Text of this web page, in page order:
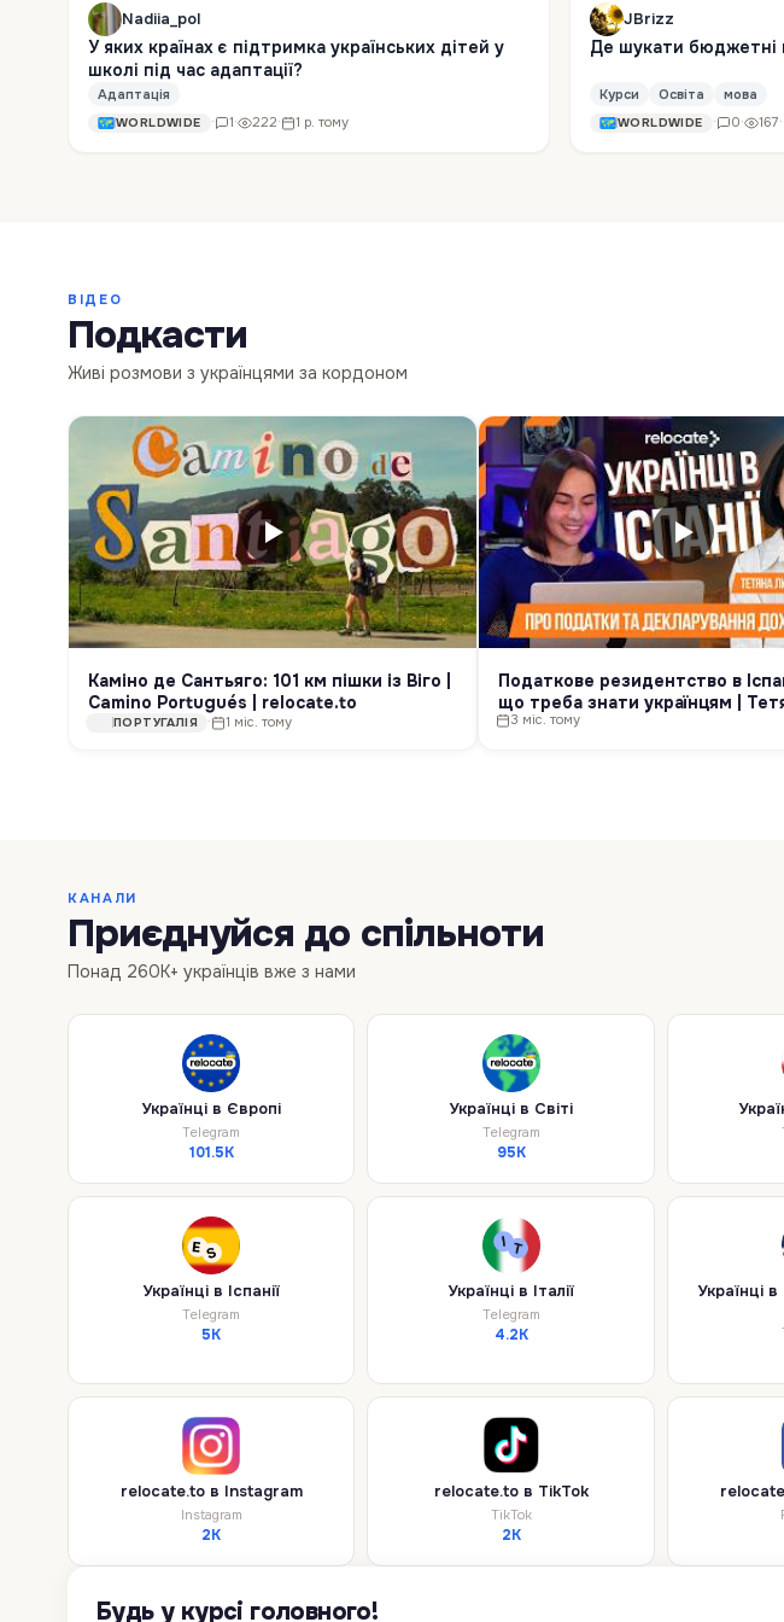
Nadiia_pol
У яких країнах є підтримка українських дітей у
школі під час адаптації?
Адаптація
WORLDWIDE · 1· 222· 1 р. тому
JBrizz
Де шукати бюджетні
Курси Освіта мова
WORLDWIDE · 0· 167·
ВІДЕО
Подкасти
Живі розмови з українцями за кордоном
Каміно де Сантьяго: 101 км пішки із Віго |
Camino Portugués | relocate.to
ПОРТУГАЛІЯ · 1 міс. тому
Податкове резидентство в
що треба знати українцям |
Лисенко | Relocate.to
3 міс. тому
КАНАЛИ
Приєднуйся до спільноти
Понад 260K+ українців вже з нами
Українці в Європі
Telegram
101.5K
Українці в Світі
Telegram
95K
Українці в Іспанії
Telegram
5K
Українці в Італії
Telegram
4.2K
Українці
relocate.to в Instagram
Instagram
2K
relocate.to в TikTok
TikTok
2K
Будь у курсі головного!